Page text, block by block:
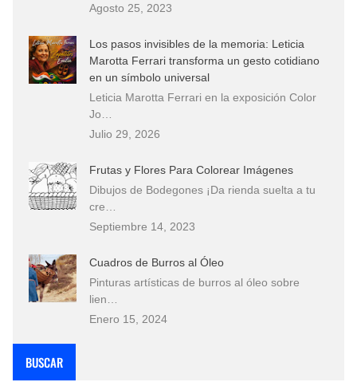
Agosto 25, 2023
Los pasos invisibles de la memoria: Leticia
Marotta Ferrari transforma un gesto cotidiano
en un símbolo universal
Leticia Marotta Ferrari en la exposición Color
Jo…
Julio 29, 2026
Frutas y Flores Para Colorear Imágenes
Dibujos de Bodegones ¡Da rienda suelta a tu
cre…
Septiembre 14, 2023
Cuadros de Burros al Óleo
Pinturas artísticas de burros al óleo sobre
lien…
Enero 15, 2024
BUSCAR